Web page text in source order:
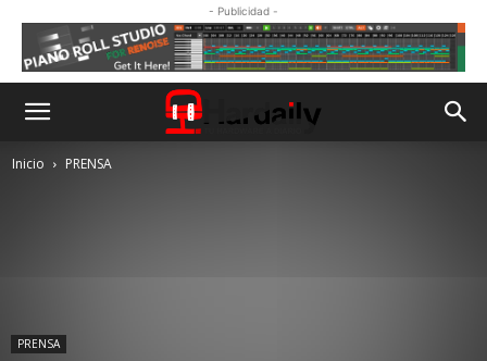
- Publicidad -
Inicio PRENSA
PRENSA